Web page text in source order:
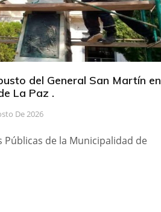
del General San Martín en
La Paz .
De 2026
Públicas de la Municipalidad de